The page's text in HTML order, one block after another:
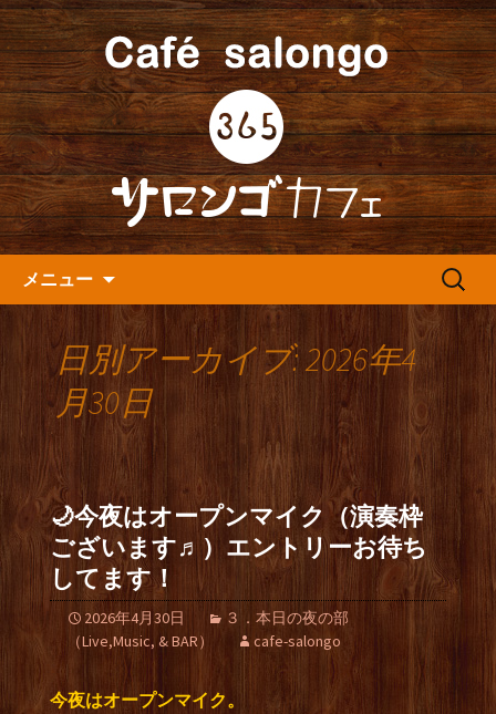
人形町の『365(サロンゴ)カフ
ェ』よりお知らせ
人形町の音楽カフェ『365カフェ』より
最新情報をお届けします。
メニュー
検
日別アーカイブ: 2026年4
月30日
🌙今夜はオープンマイク（演奏枠
ございます♬）エントリーお待ち
してます！
2026年4月30日
３．本日の夜の部
（Live,Music, & BAR）
cafe-salongo
今夜はオープンマイク。